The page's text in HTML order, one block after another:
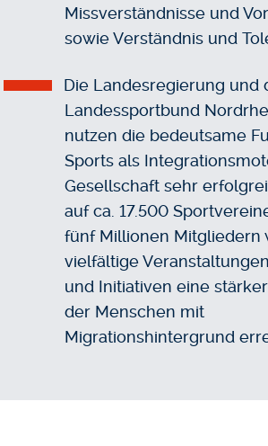
Missverständnisse und
sowie Verständnis und
Die Landesregierung und
Landessportbund
nutzen die bedeutsame
Sports als
Gesellschaft sehr
auf ca. 17.500
fünf Millionen Mitgliedern
vielfältige
und Initiativen eine
der Menschen mit
Migrationshintergrund